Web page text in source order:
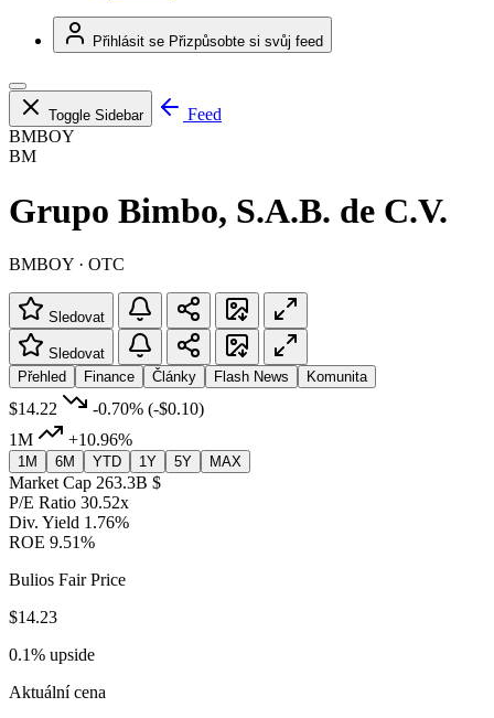
Přihlásit se Přizpůsobte si svůj feed
Toggle Sidebar
Feed
BMBOY
BM
Grupo Bimbo, S.A.B. de C.V.
BMBOY · OTC
Sledovat
Sledovat
Přehled
Finance Články Flash News Komunita
$14.22 -0.70% (-$0.10)
1M
+10.96%
1M 6M YTD 1Y 5Y MAX
Market Cap 263.3B $
P/E Ratio 30.52x
Div. Yield 1.76%
ROE 9.51%
Bulios Fair Price
$14.23
0.1% upside
Aktuální cena